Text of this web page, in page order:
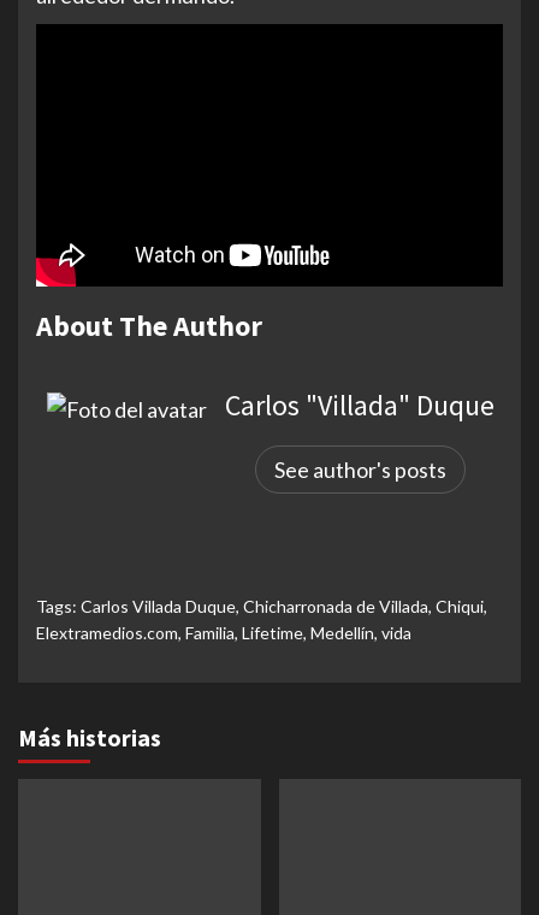
About The Author
Carlos "Villada" Duque
See author's posts
Tags: Carlos Villada Duque, Chicharronada de Villada, Chiqui,
Elextramedios.com, Familia, Lifetime, Medellín, vida
Más historias